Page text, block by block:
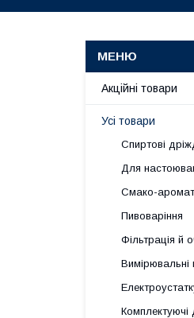
Акційні товари
Усі товари
Спиртові
Для
Смако-
Пивоваріння
Фільтрація й
Вимірювальні
Комплектуючі